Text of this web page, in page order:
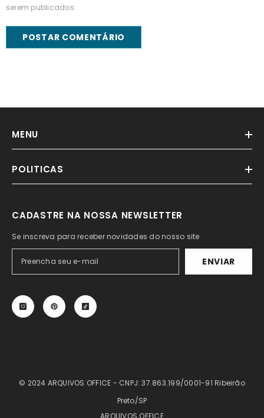
serem publicados.
MENU
POLITICAS
CADASTRE NA NOSSA NEWSLETTER
Se inscreva para receber novidades do nosso site
ENVIAR
© 2024 ARQUIVOS OFFICE - CNPJ: 37.863.199/0001-91 Ribeirão
Preto/SP
ARQUIVOS OFFICE